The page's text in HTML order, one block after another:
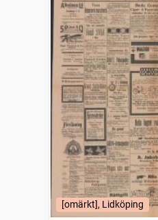
[omärkt], Lidköping